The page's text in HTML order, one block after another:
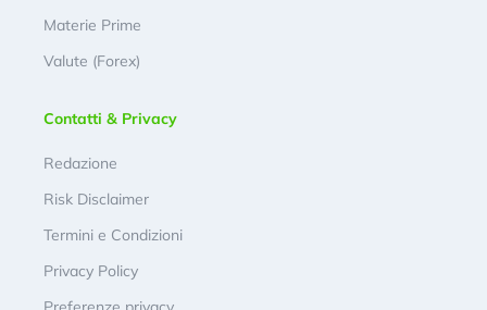
Materie Prime
Valute (Forex)
Contatti & Privacy
Redazione
Risk Disclaimer
Termini e Condizioni
Privacy Policy